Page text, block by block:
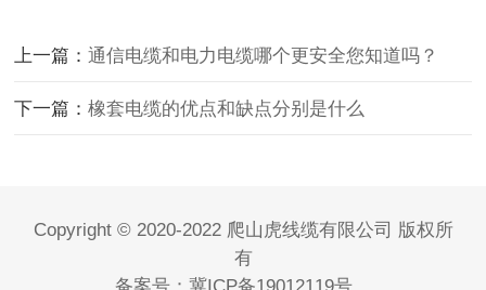
上一篇：通信电缆和电力电缆哪个更安全您知道吗？
下一篇：橡套电缆的优点和缺点分别是什么
Copyright © 2020-2022 爬山虎线缆有限公司 版权所
有